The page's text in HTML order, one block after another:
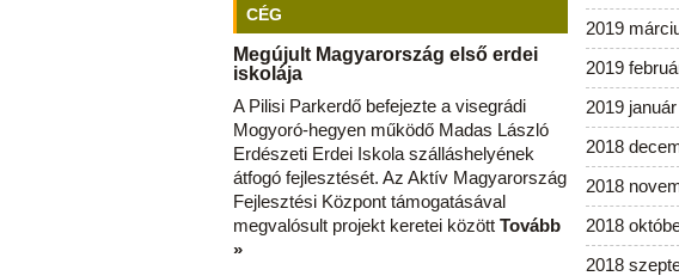
CÉG
Megújult Magyarország első erdei
iskolája
A Pilisi Parkerdő befejezte a visegrádi
Mogyoró-hegyen működő Madas László
Erdészeti Erdei Iskola szálláshelyének
átfogó fejlesztését. Az Aktív Magyarország
Fejlesztési Központ támogatásával
megvalósult projekt keretei között Tovább
»
2019
2019
2019 január
2018
2018
2018
2018